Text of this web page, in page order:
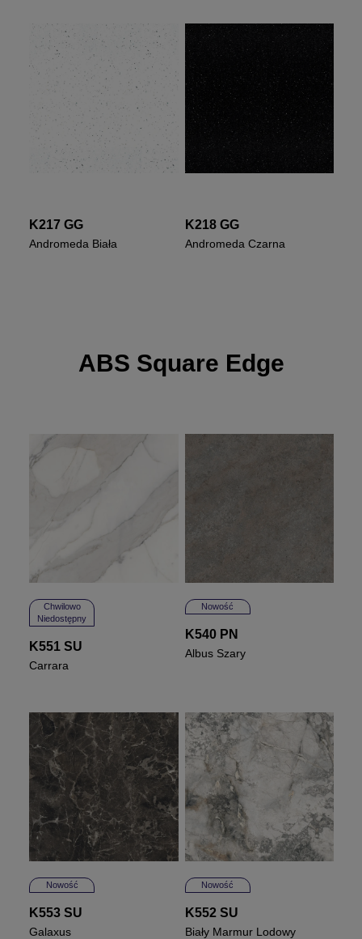
K217 GG
Andromeda Biała
K218 GG
Andromeda Czarna
ABS Square Edge
Chwilowo
Niedostępny
K551 SU
Carrara
Nowość
K540 PN
Albus Szary
Nowość
K553 SU
Galaxus
Nowość
K552 SU
Biały Marmur Lodowy